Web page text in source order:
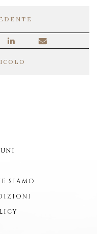
SIAMO